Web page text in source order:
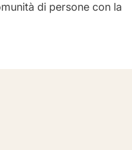
di persone con la